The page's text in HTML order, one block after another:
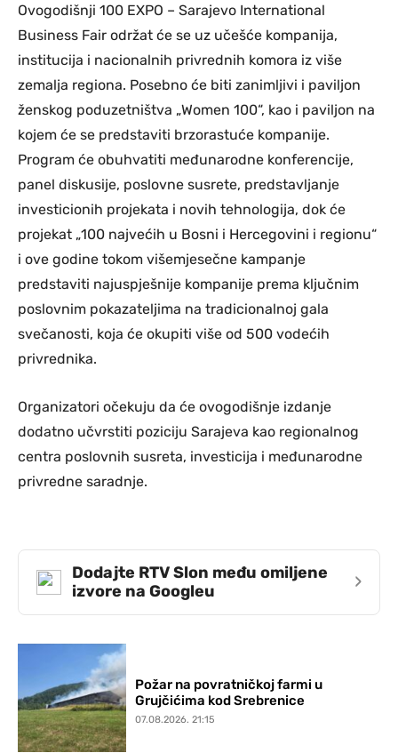
Ovogodišnji 100 EXPO – Sarajevo International
Business Fair održat će se uz učešće kompanija,
institucija i nacionalnih privrednih komora iz više
zemalja regiona. Posebno će biti zanimljivi i paviljon
ženskog poduzetništva „Women 100“, kao i paviljon na
kojem će se predstaviti brzorastuće kompanije.
Program će obuhvatiti međunarodne konferencije,
panel diskusije, poslovne susrete, predstavljanje
investicionih projekata i novih tehnologija, dok će
projekat „100 najvećih u Bosni i Hercegovini i regionu“
i ove godine tokom višemjesečne kampanje
predstaviti najuspješnije kompanije prema ključnim
poslovnim pokazateljima na tradicionalnoj gala
svečanosti, koja će okupiti više od 500 vodećih
privrednika.
Organizatori očekuju da će ovogodišnje izdanje
dodatno učvrstiti poziciju Sarajeva kao regionalnog
centra poslovnih susreta, investicija i međunarodne
privredne saradnje.
Dodajte RTV Slon među omiljene
izvore na Googleu
›
Požar na povratničkoj farmi u
Grujčićima kod Srebrenice
07.08.2026. 21:15